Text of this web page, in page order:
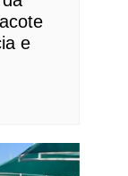
e